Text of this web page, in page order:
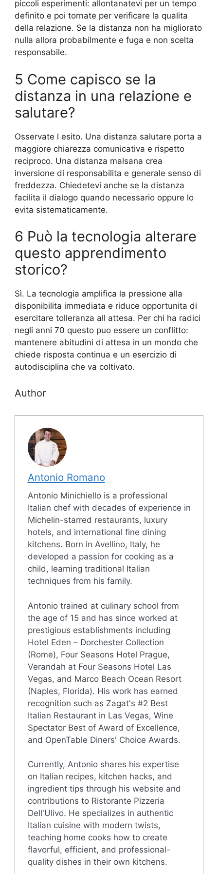
piccoli esperimenti: allontanatevi per un tempo
definito e poi tornate per verificare la qualita
della relazione. Se la distanza non ha migliorato
nulla allora probabilmente e fuga e non scelta
responsabile.
5 Come capisco se la
distanza in una relazione e
salutare?
Osservate l esito. Una distanza salutare porta a
maggiore chiarezza comunicativa e rispetto
reciproco. Una distanza malsana crea
inversione di responsabilita e generale senso di
freddezza. Chiedetevi anche se la distanza
facilita il dialogo quando necessario oppure lo
evita sistematicamente.
6 Può la tecnologia alterare
questo apprendimento
storico?
Sì. La tecnologia amplifica la pressione alla
disponibilita immediata e riduce opportunita di
esercitare tolleranza all attesa. Per chi ha radici
negli anni 70 questo puo essere un conflitto:
mantenere abitudini di attesa in un mondo che
chiede risposta continua e un esercizio di
autodisciplina che va coltivato.
Author
Antonio Romano
Antonio Minichiello is a professional
Italian chef with decades of experience in
Michelin-starred restaurants, luxury
hotels, and international fine dining
kitchens. Born in Avellino, Italy, he
developed a passion for cooking as a
child, learning traditional Italian
techniques from his family.
Antonio trained at culinary school from
the age of 15 and has since worked at
prestigious establishments including
Hotel Eden – Dorchester Collection
(Rome), Four Seasons Hotel Prague,
Verandah at Four Seasons Hotel Las
Vegas, and Marco Beach Ocean Resort
(Naples, Florida). His work has earned
recognition such as Zagat's #2 Best
Italian Restaurant in Las Vegas, Wine
Spectator Best of Award of Excellence,
and OpenTable Diners' Choice Awards.
Currently, Antonio shares his expertise
on Italian recipes, kitchen hacks, and
ingredient tips through his website and
contributions to Ristorante Pizzeria
Dell'Ulivo. He specializes in authentic
Italian cuisine with modern twists,
teaching home cooks how to create
flavorful, efficient, and professional-
quality dishes in their own kitchens.